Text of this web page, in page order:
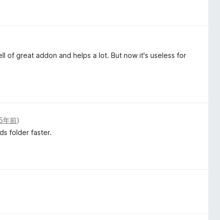
of great addon and helps a lot. But now it's useless for
年前)
folder faster.